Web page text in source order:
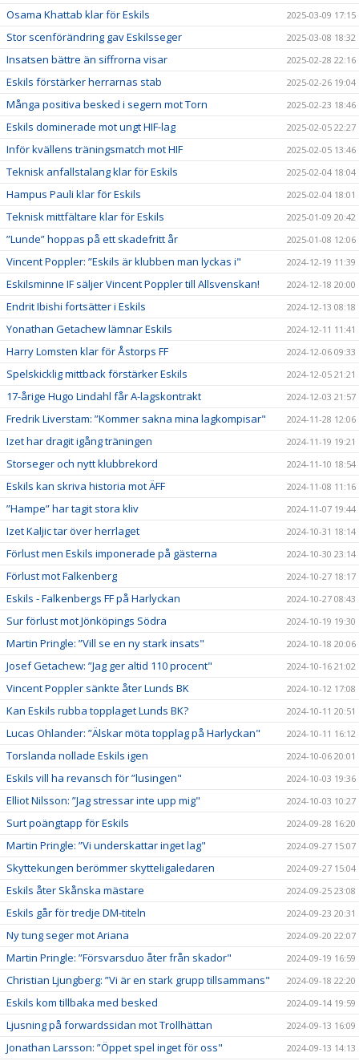
Osama Khattab klar för Eskils 2025-03-09 17:15
Stor scenförändring gav Eskilsseger 2025-03-08 18:32
Insatsen bättre än siffrorna visar 2025-02-28 22:16
Eskils förstärker herrarnas stab 2025-02-26 19:04
Många positiva besked i segern mot Torn 2025-02-23 18:46
Eskils dominerade mot ungt HIF-lag 2025-02-05 22:27
Inför kvällens träningsmatch mot HIF 2025-02-05 13:46
Teknisk anfallstalang klar för Eskils 2025-02-04 18:04
Hampus Pauli klar för Eskils 2025-02-04 18:01
Teknisk mittfältare klar för Eskils 2025-01-09 20:42
”Lunde” hoppas på ett skadefritt år 2025-01-08 12:06
Vincent Poppler: ”Eskils är klubben man lyckas i" 2024-12-19 11:39
Eskilsminne IF säljer Vincent Poppler till Allsvenskan! 2024-12-18 20:00
Endrit Ibishi fortsätter i Eskils 2024-12-13 08:18
Yonathan Getachew lämnar Eskils 2024-12-11 11:41
Harry Lomsten klar för Åstorps FF 2024-12-06 09:33
Spelskicklig mittback förstärker Eskils 2024-12-05 21:21
17-årige Hugo Lindahl får A-lagskontrakt 2024-12-03 21:57
Fredrik Liverstam: ”Kommer sakna mina lagkompisar" 2024-11-28 12:06
Izet har dragit igång träningen 2024-11-19 19:21
Storseger och nytt klubbrekord 2024-11-10 18:54
Eskils kan skriva historia mot ÄFF 2024-11-08 11:16
”Hampe” har tagit stora kliv 2024-11-07 19:44
Izet Kaljic tar över herrlaget 2024-10-31 18:14
Förlust men Eskils imponerade på gästerna 2024-10-30 23:14
Förlust mot Falkenberg 2024-10-27 18:17
Eskils - Falkenbergs FF på Harlyckan 2024-10-27 08:43
Sur förlust mot Jönköpings Södra 2024-10-19 19:30
Martin Pringle: ”Vill se en ny stark insats" 2024-10-18 20:06
Josef Getachew: ”Jag ger altid 110 procent" 2024-10-16 21:02
Vincent Poppler sänkte åter Lunds BK 2024-10-12 17:08
Kan Eskils rubba topplaget Lunds BK? 2024-10-11 20:51
Lucas Ohlander: ”Älskar möta topplag på Harlyckan" 2024-10-11 16:12
Torslanda nollade Eskils igen 2024-10-06 20:01
Eskils vill ha revansch för ”lusingen" 2024-10-03 19:36
Elliot Nilsson: ”Jag stressar inte upp mig" 2024-10-03 10:27
Surt poängtapp för Eskils 2024-09-28 16:20
Martin Pringle: ”Vi underskattar inget lag" 2024-09-27 15:07
Skyttekungen berömmer skytteligaledaren 2024-09-27 15:04
Eskils åter Skånska mästare 2024-09-25 23:08
Eskils går för tredje DM-titeln 2024-09-23 20:31
Ny tung seger mot Ariana 2024-09-20 22:07
Martin Pringle: ”Försvarsduo åter från skador" 2024-09-19 16:59
Christian Ljungberg: ”Vi är en stark grupp tillsammans" 2024-09-18 22:20
Eskils kom tillbaka med besked 2024-09-14 19:59
Ljusning på forwardssidan mot Trollhättan 2024-09-13 16:09
Jonathan Larsson: ”Öppet spel inget för oss" 2024-09-13 14:13